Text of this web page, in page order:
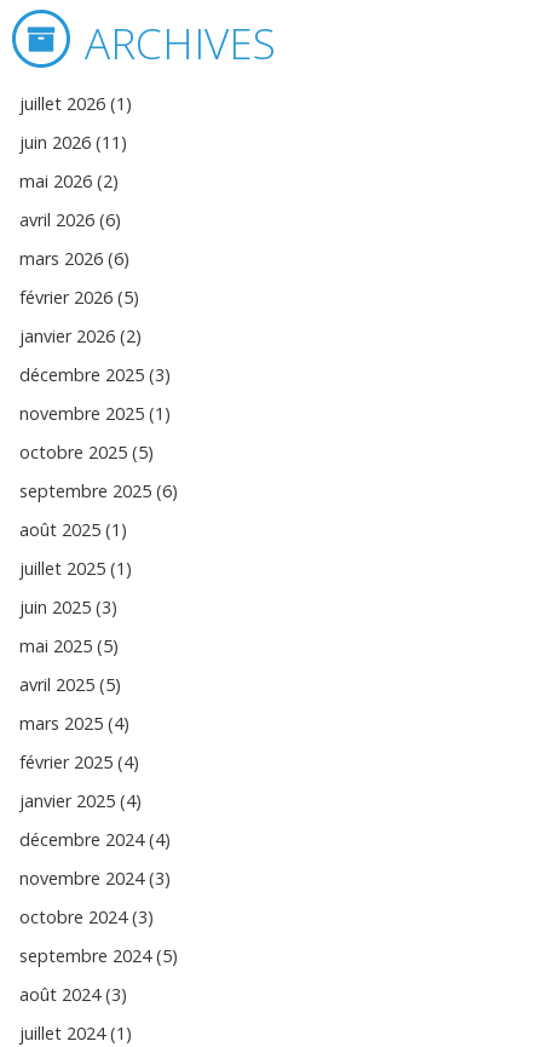
ARCHIVES
juillet 2026 (1)
juin 2026 (11)
mai 2026 (2)
avril 2026 (6)
mars 2026 (6)
février 2026 (5)
janvier 2026 (2)
décembre 2025 (3)
novembre 2025 (1)
octobre 2025 (5)
septembre 2025 (6)
août 2025 (1)
juillet 2025 (1)
juin 2025 (3)
mai 2025 (5)
avril 2025 (5)
mars 2025 (4)
février 2025 (4)
janvier 2025 (4)
décembre 2024 (4)
novembre 2024 (3)
octobre 2024 (3)
septembre 2024 (5)
août 2024 (3)
juillet 2024 (1)